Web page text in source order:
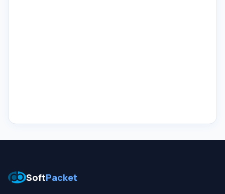
SoftPacket